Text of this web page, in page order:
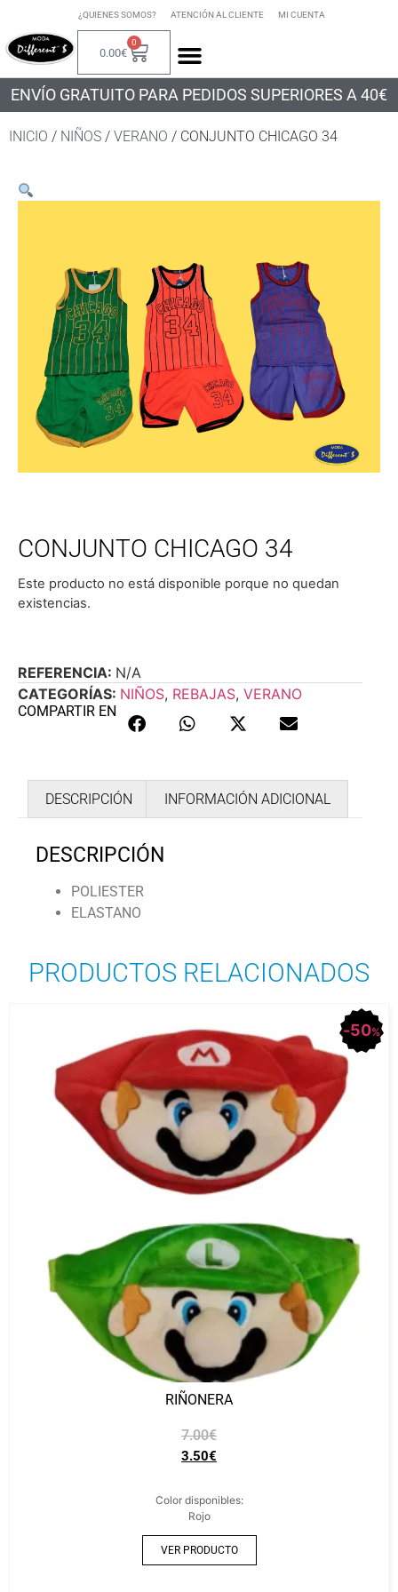
¿QUIENES SOMOS? ATENCIÓN AL CLIENTE MI CUENTA
0.00€
0
ENVÍO GRATUITO PARA PEDIDOS SUPERIORES A 40€
INICIO / NIÑOS / VERANO / CONJUNTO CHICAGO 34
CONJUNTO CHICAGO 34
Este producto no está disponible porque no quedan
existencias.
REFERENCIA: N/A
CATEGORÍAS: NIÑOS, REBAJAS, VERANO
COMPARTIR EN
DESCRIPCIÓN INFORMACIÓN ADICIONAL
DESCRIPCIÓN
POLIESTER
ELASTANO
PRODUCTOS RELACIONADOS
50%
RIÑONERA
7.00€
3.50€
Color disponibles:
Rojo
VER PRODUCTO